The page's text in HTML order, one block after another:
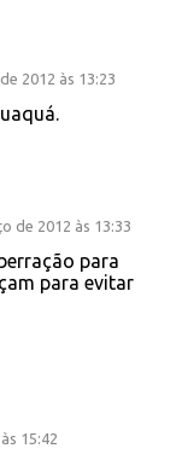
2012 às 13:23
de 2012 às 13:33
para
para evitar
15:42